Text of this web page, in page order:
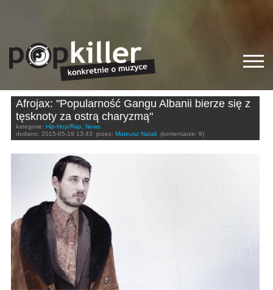
Afrojax: "Popularność Gangu Albanii bierze się z
tęsknoty za ostrą charyzmą"
kategorie: Hip-Hop/Rap, News
dodano: 2015-05-19 13:43 przez: Mateusz Natali (komentarze: 9)